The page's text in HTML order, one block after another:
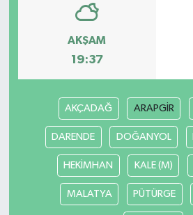
AKŞAM
19:37
AKÇADAĞ ARAPGİR
DARENDE DOĞANYOL
HEKİMHAN KALE (M)
MALATYA PÜTÜRGE